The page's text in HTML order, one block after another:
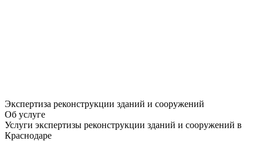
Экспертиза реконструкции зданий и сооружений
Об услуге
Услуги экспертизы реконструкции зданий и сооружений в
Краснодаре